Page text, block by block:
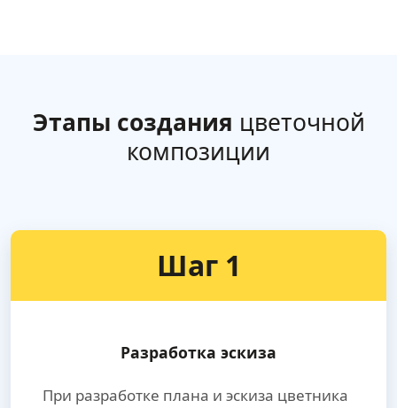
Этапы создания цветочной
композиции
Шаг 1
Разработка эскиза
При разработке плана и эскиза цветника